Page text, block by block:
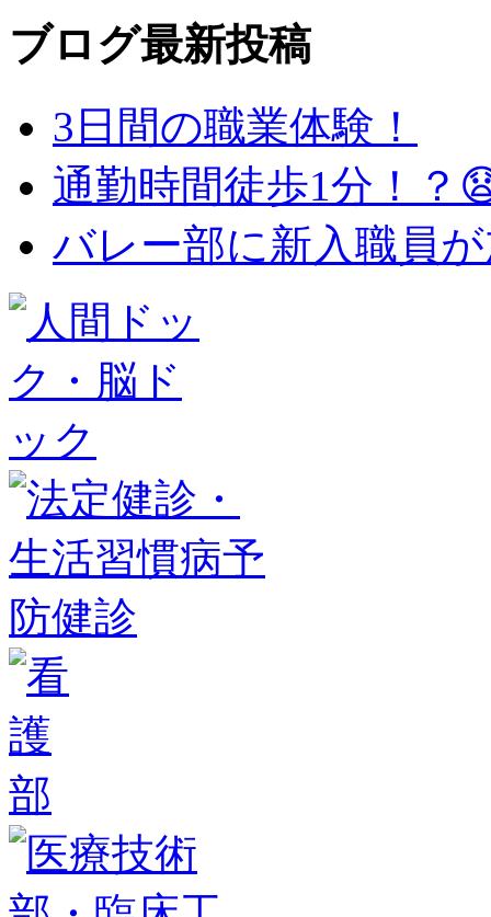
ブログ最新投稿
3日間の職業体験！
通勤時間徒歩1分！？
バレー部に新入職員